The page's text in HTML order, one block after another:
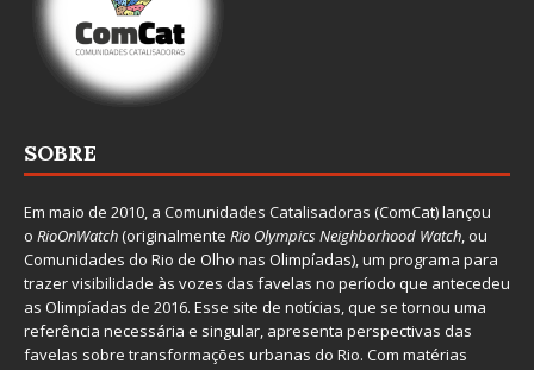
SOBRE
Em maio de 2010, a Comunidades Catalisadoras (ComCat) lançou
o RioOnWatch(originalmente Rio Olympics Neighborhood Watch, ou
Comunidades do Rio de Olho nas Olimpíadas), um programa para
trazer visibilidade às vozes das favelas no período que antecedeu
as Olimpíadas de 2016. Esse site de notícias, que se tornou uma
referência necessária e singular, apresenta perspectivas das
favelas sobre transformações urbanas do Rio. Com matérias